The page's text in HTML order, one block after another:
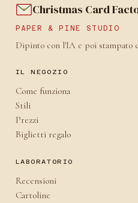
Christmas Card
PAPER & PINE STUDIO
Dipinto con l'IA e poi stampato
IL NEGOZIO
Come funziona
Stili
Prezzi
Biglietti regalo
LABORATORIO
Recensioni
Cartoline